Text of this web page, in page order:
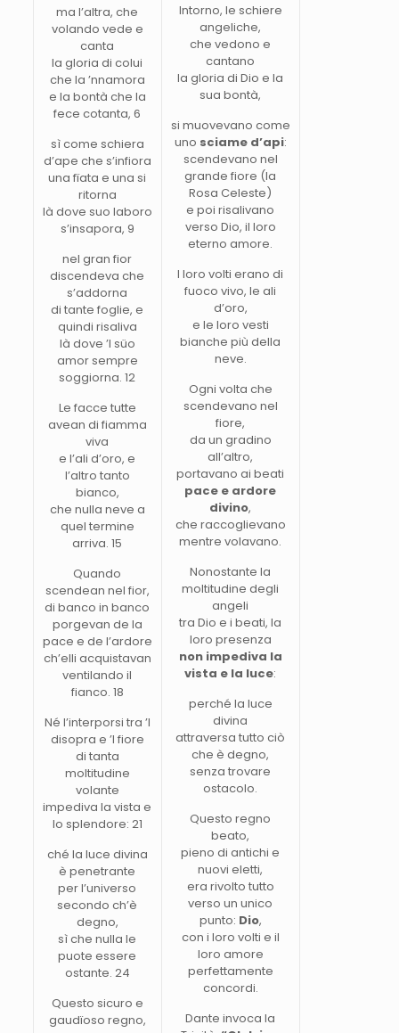
ma l’altra, che
volando vede e
canta
la gloria di colui
che la ’nnamora
e la bontà che la
fece cotanta, 6
sì come schiera
d’ape che s’infiora
una fïata e una si
ritorna
là dove suo laboro
s’insapora, 9
nel gran fior
discendeva che
s’addorna
di tante foglie, e
quindi risaliva
là dove ’l süo
amor sempre
soggiorna. 12
Le facce tutte
avean di fiamma
viva
e l’ali d’oro, e
l’altro tanto
bianco,
che nulla neve a
quel termine
arriva. 15
Quando
scendean nel fior,
di banco in banco
porgevan de la
pace e de l’ardore
ch’elli acquistavan
ventilando il
fianco. 18
Né l’interporsi tra ’l
disopra e ’l fiore
di tanta
moltitudine
volante
impediva la vista e
lo splendore: 21
ché la luce divina
è penetrante
per l’universo
secondo ch’è
degno,
sì che nulla le
puote essere
ostante. 24
Questo sicuro e
gaudïoso regno,
Intorno, le schiere
angeliche,
che vedono e
cantano
la gloria di Dio e la
sua bontà,
si muovevano come
uno sciame d’api:
scendevano nel
grande fiore (la
Rosa Celeste)
e poi risalivano
verso Dio, il loro
eterno amore.
I loro volti erano di
fuoco vivo, le ali
d’oro,
e le loro vesti
bianche più della
neve.
Ogni volta che
scendevano nel
fiore,
da un gradino
all’altro,
portavano ai beati
pace e ardore
divino,
che raccoglievano
mentre volavano.
Nonostante la
moltitudine degli
angeli
tra Dio e i beati, la
loro presenza
non impediva la
vista e la luce:
perché la luce
divina
attraversa tutto ciò
che è degno,
senza trovare
ostacolo.
Questo regno
beato,
pieno di antichi e
nuovi eletti,
era rivolto tutto
verso un unico
punto: Dio,
con i loro volti e il
loro amore
perfettamente
concordi.
Dante invoca la